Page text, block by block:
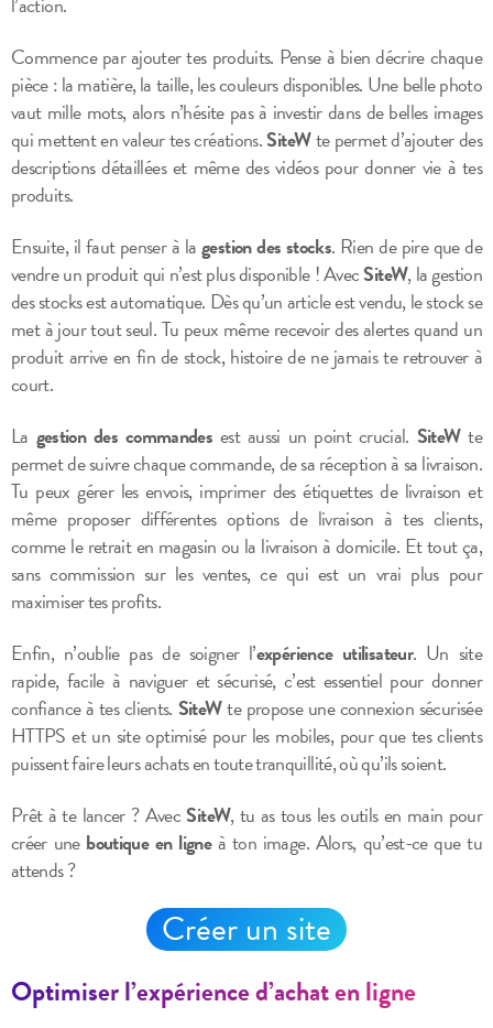
Commence par ajouter tes produits. Pense à bien décrire chaque
pièce : la matière, la taille, les couleurs disponibles. Une belle photo
vaut mille mots, alors n’hésite pas à investir dans de belles images
qui mettent en valeur tes créations.SiteWte permet d’ajouter des
descriptions détaillées et même des vidéos pour donner vie à tes
produits.
Ensuite, il faut penser à lagestion des stocks. Rien de pire que de
vendre un produit qui n’est plus disponible ! AvecSiteW, la gestion
des stocks est automatique. Dès qu’un article est vendu, le stock se
met à jour tout seul. Tu peux même recevoir des alertes quand un
produit arrive en fin de stock, histoire de ne jamais te retrouver à
court.
La gestion des commandes est aussi un point crucial. SiteWte
permet de suivre chaque commande, de sa réception à sa livraison.
Tu peux gérer les envois, imprimer des étiquettes de livraison et
même proposer différentes options de livraison à tes clients,
comme le retrait en magasin ou la livraison à domicile. Et tout ça,
sans commission sur les ventes, ce qui est un vrai plus pour
maximiser tes profits.
Enfin, n’oublie pas de soigner l’expérience utilisateur. Un site
rapide, facile à naviguer et sécurisé, c’est essentiel pour donner
confiance à tes clients. SiteWte propose une connexion sécurisée
HTTPS et un site optimisé pour les mobiles, pour que tes clients
puissent faire leurs achats en toute tranquillité, où qu’ils soient.
Prêt à te lancer ? Avec SiteW, tu as tous les outils en main pour
créer une boutique en ligneà ton image. Alors, qu’est-ce que tu
attends ?
Créer un site
Optimiser l’expérience d’achat en ligne